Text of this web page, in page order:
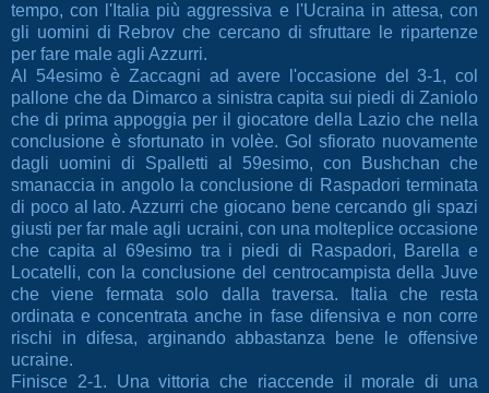
tempo, con l'Italia più aggressiva e l'Ucraina in attesa, con
gli uomini di Rebrov che cercano di sfruttare le ripartenze
per fare male agli Azzurri.
Al 54esimo è Zaccagni ad avere l'occasione del 3-1, col
pallone che da Dimarco a sinistra capita sui piedi di Zaniolo
che di prima appoggia per il giocatore della Lazio che nella
conclusione è sfortunato in volèe. Gol sfiorato nuovamente
dagli uomini di Spalletti al 59esimo, con Bushchan che
smanaccia in angolo la conclusione di Raspadori terminata
di poco al lato. Azzurri che giocano bene cercando gli spazi
giusti per far male agli ucraini, con una molteplice occasione
che capita al 69esimo tra i piedi di Raspadori, Barella e
Locatelli, con la conclusione del centrocampista della Juve
che viene fermata solo dalla traversa. Italia che resta
ordinata e concentrata anche in fase difensivae non corre
rischi in difesa, arginando abbastanza bene le offensive
ucraine.
Finisce 2-1. Una vittoria che riaccende il morale di una